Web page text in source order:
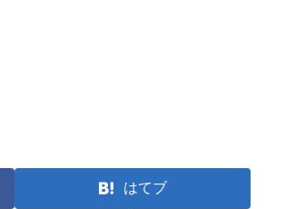
はてブ